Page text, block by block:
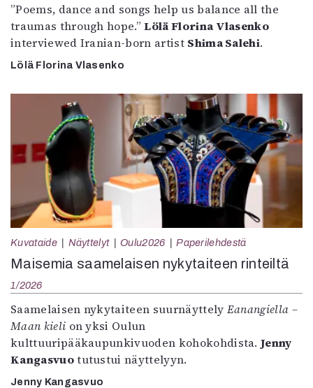
”Poems, dance and songs help us balance all the
traumas through hope.”Lölä Florina Vlasenko
interviewed Iranian-born artist Shima Salehi.
Lölä Florina Vlasenko
Kuvataide Näyttelyt Oulu2026 Paperilehdestä
Maisemia saamelaisen nykytaiteen rinteiltä
1/2026
Saamelaisen nykytaiteen suurnäyttely Eanangiella –
Maan kieli on yksi Oulun
kulttuuripääkaupunkivuoden kohokohdista.Jenny
Kangasvuotutustui näyttelyyn.
Jenny Kangasvuo